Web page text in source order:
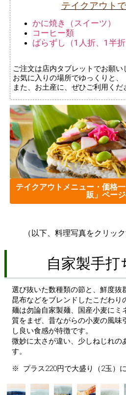
テイクアウト
かに焼き（スイーツ）
コーヒー類
ばらずし（1人折、1半折
ご注文は店内タブレットでお願い
お気に入りの場所でゆっくりと、
また、お土産に、ぜひご利用くだ
テイクアウトメニュー・価格
販」ペー
（以下、料理写真をクリッ
自家製手打
選び抜いた数種類の節と、鮮度抜
昆布などをブレンドしたこだわり
麺は勿論自家製麺、国産小麦にミ
質をまぜ、昔ながらの小麦の風味
し良い食感が特徴です。
微妙に太さが違い、少しねじれの
す。
※ プラス220円で大盛り（2玉）